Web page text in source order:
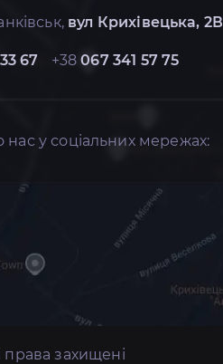
вул Крихівецька, 2В
67 +38067 341 57 75
нас у соціальних мережах:
права захищені